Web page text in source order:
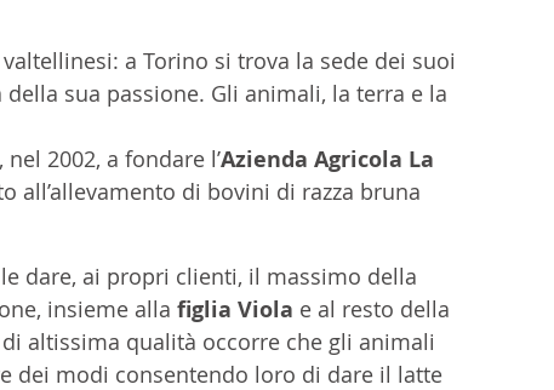
a Torino si trova la sede dei suoi
sua passione. Gli animali, la terra e la
2002, a fondare l’Azienda Agricola La
all’allevamento di bovini di razza bruna
dare, ai propri clienti, il massimo della
insieme alla figlia Viola e al resto della
altissima qualità occorre che gli animali
dei modi consentendo loro di dare il latte